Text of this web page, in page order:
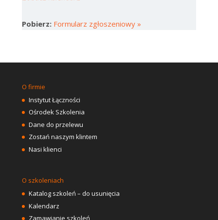
Pobierz: Formularz zgłoszeniowy »
O firmie
Instytut Łączności
Ośrodek Szkolenia
Dane do przelewu
Zostań naszym klintem
Nasi klienci
O szkoleniach
Katalog szkoleń – do usunięcia
Kalendarz